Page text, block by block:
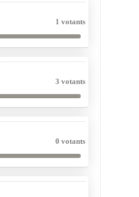
1 votants
3 votants
0 votants